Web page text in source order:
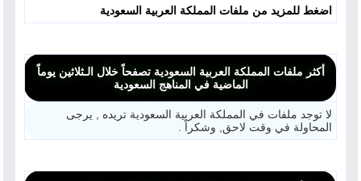
اضغط للمزيد من ملفات المملكة العربية السعودية
أكثر ملفات المملكة العربية السعودية تصفحاً خلال الـثلاثين يوماً
الماضية في المناهج السعودية
لا توجد ملفات في المملكة العربية السعودية تريده , يرجى
المحاولة في وقت لاحق, وشكراً .